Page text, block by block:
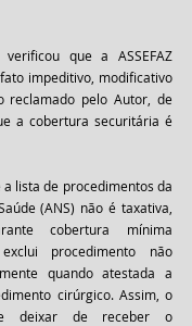
que a ASSEFAZ
impeditivo, modificativo
reclamado pelo Autor, de
a cobertura securitária é
lista de procedimentos da
(ANS) não é taxativa,
cobertura mínima
procedimento não
quando atestada a
cirúrgico. Assim, o
deixar de receber o